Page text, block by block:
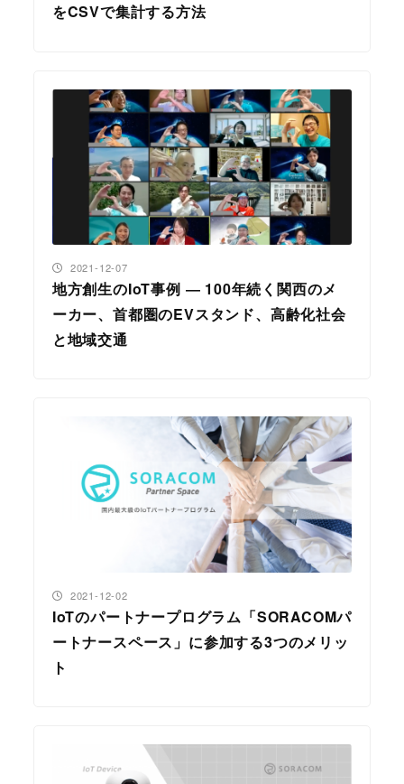
をCSVで集計する方法
地方創生のIoT事例 ― 100年続く関西のメ
ーカー、首都圏のEVスタンド、高齢化社会
と地域交通
投稿日
2021-12-07
IoTのパートナープログラム「SORACOMパ
ートナースペース」に参加する3つのメリッ
ト
投稿日
2021-12-02